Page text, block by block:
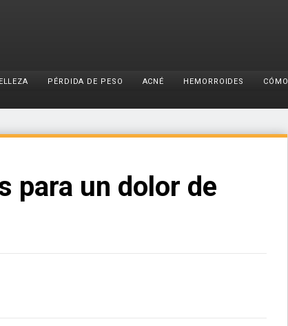
PÉRDIDA DE PESO ACNÉ HEMORROIDES CÓMO
para un dolor de